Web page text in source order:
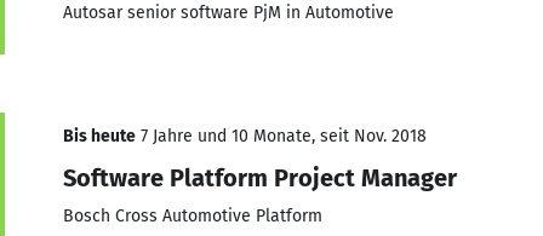
Autosar senior software PjM in Automotive
Bis heute 7 Jahre und 10 Monate, seit Nov. 2018
Software Platform Project Manager
Bosch Cross Automotive Platform